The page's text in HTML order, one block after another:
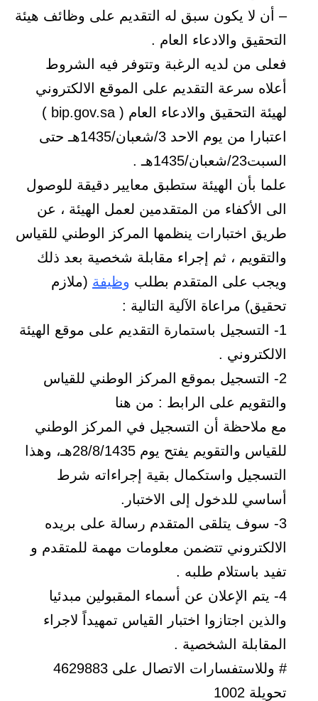
– أن لا يكون سبق له التقديم على وظائف هيئة
التحقيق والادعاء العام .
فعلى من لديه الرغبة وتتوفر فيه الشروط
أعلاه سرعة التقديم على الموقع الالكتروني
لهيئة التحقيق والادعاء العام ( bip.gov.sa )
اعتبارا من يوم الاحد 3/شعبان/1435هـ حتى
السبت23/شعبان/1435هـ .
علما بأن الهيئة ستطبق معايير دقيقة للوصول
الى الأكفاء من المتقدمين لعمل الهيئة ، عن
طريق اختبارات ينظمها المركز الوطني للقياس
والتقويم ، ثم إجراء مقابلة شخصية بعد ذلك
ويجب على المتقدم بطلب وظيفة (ملازم
تحقيق) مراعاة الآلية التالية :
1- التسجيل باستمارة التقديم على موقع الهيئة
الالكتروني .
2- التسجيل بموقع المركز الوطني للقياس
والتقويم على الرابط : من هنا
مع ملاحظة أن التسجيل في المركز الوطني
للقياس والتقويم يفتح يوم 28/8/1435هـ، وهذا
التسجيل واستكمال بقية إجراءاته شرط
أساسي للدخول إلى الاختبار.
3- سوف يتلقى المتقدم رسالة على بريده
الالكتروني تتضمن معلومات مهمة للمتقدم و
تفيد باستلام طلبه .
4- يتم الإعلان عن أسماء المقبولين مبدئيا
والذين اجتازوا اختبار القياس تمهيداً لاجراء
المقابلة الشخصية .
# وللاستفسارات الاتصال على 4629883
تحويلة 1002